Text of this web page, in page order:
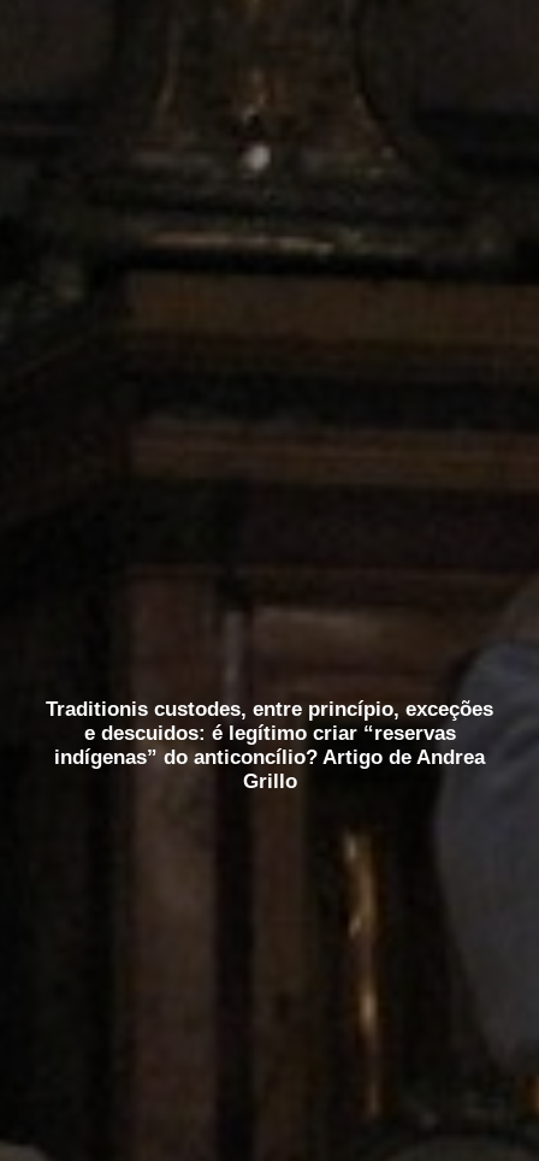
Traditionis custodes, entre princípio, exceções
e descuidos: é legítimo criar “reservas
indígenas” do anticoncílio? Artigo de Andrea
Grillo